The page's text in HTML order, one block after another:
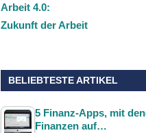
Arbeit 4.0:
Zukunft der Arbeit
BELIEBTESTE ARTIKEL
5 Finanz-Apps, mit
Finanzen auf…